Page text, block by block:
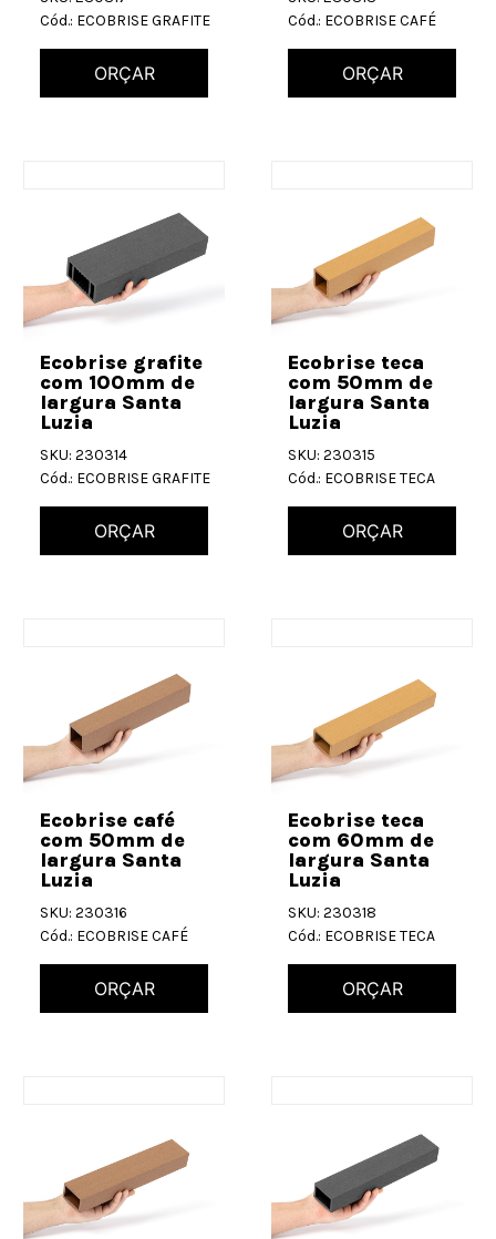
Cód.: ECOBRISE GRAFITE
ORÇAR
Cód.: ECOBRISE CAFÉ
ORÇAR
Ecobrise grafite
com 100mm de
largura Santa
Luzia
SKU: 230314
Cód.: ECOBRISE GRAFITE
ORÇAR
Ecobrise teca
com 50mm de
largura Santa
Luzia
SKU: 230315
Cód.: ECOBRISE TECA
ORÇAR
Ecobrise café
com 50mm de
largura Santa
Luzia
SKU: 230316
Cód.: ECOBRISE CAFÉ
ORÇAR
Ecobrise teca
com 60mm de
largura Santa
Luzia
SKU: 230318
Cód.: ECOBRISE TECA
ORÇAR